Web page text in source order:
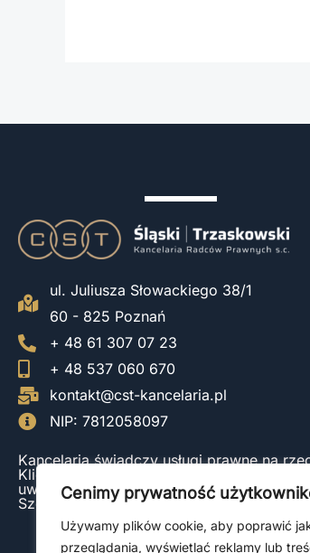
Cenimy prywatność
Używamy plików cookie, aby poprawić
przeglądania, wyświetlać reklamy lub
ul. Juliusza Słowackiego 38/1
60 - 825 Poznań
+ 48 61 307 07 23
+ 48 537 060 670
kontakt@cst-kancelaria.pl
NIP: 7812058097
Kancelaria świadczy usługi prawne na
Klientów z całej Polski, ze szczególnym
uwzględnieniem Gdańska, Katowic,
Szczecina, Warszawy oraz Wrocławia.